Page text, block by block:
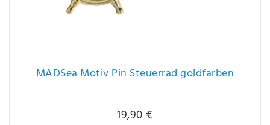
MADSea Motiv Pin Steuerrad goldfarben
19,90 €